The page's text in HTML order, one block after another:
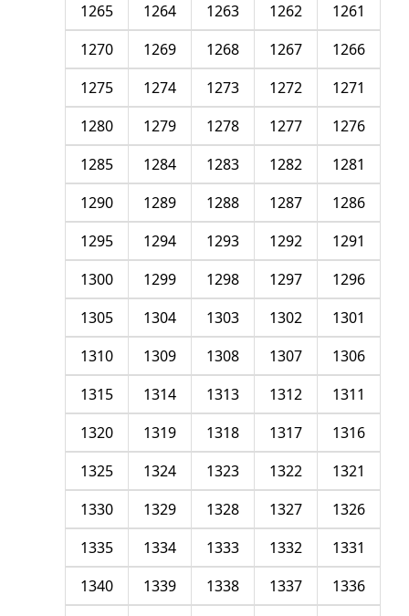
1261
1262
1263
1264
1265
1266
1267
1268
1269
1270
1271
1272
1273
1274
1275
1276
1277
1278
1279
1280
1281
1282
1283
1284
1285
1286
1287
1288
1289
1290
1291
1292
1293
1294
1295
1296
1297
1298
1299
1300
1301
1302
1303
1304
1305
1306
1307
1308
1309
1310
1311
1312
1313
1314
1315
1316
1317
1318
1319
1320
1321
1322
1323
1324
1325
1326
1327
1328
1329
1330
1331
1332
1333
1334
1335
1336
1337
1338
1339
1340